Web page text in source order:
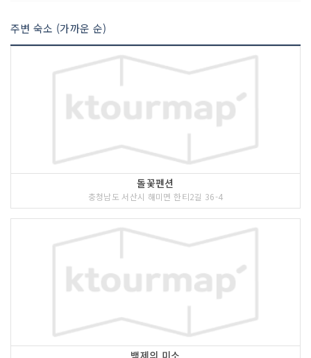
<<코스 설명>>
간월암은 부석면 간월도리에 위치한 작은
암자로 조선 초 무학대사가 창건하였으며
송만공 대사가 중건하였다고 전해진다.
다른 암자와는 달리 간조시에는 육지와
연결되고 만조시는 섬이 되는 신비로운
암자로 만조시에는 물 위에 떠 있는 암자
처럼 느껴진다. 주위 자연경관과 옛 선조
들의 숨결을 함께 느낄 수 있는 고찰이 어
우러져 관광객의 발길이 줄을 잇고 있다.
또한, 간월도에서 생산되는 굴의 풍년을
기원하는 굴부르기군왕제가 매년 정월 보
름날 만조시에 간월도리 어리굴젓 기념탑
앞에 서 있는데, 이 행사는 부정한 행동을
하지 않은 청결한 아낙네들이 소복(흰옷)
을 입고 마을 입구에서 춤을 추며 출발하
여 굴탑 앞에 도착하면 제물을 차려 놓고
굴 풍년 기원제를 지내며 채취한 굴은 관
광객에게 시식도 시켜준다.
주변 숙소 (가까운 순)
돌꽃펜션
충청남도 서산시 해미면 한티2길 36-4